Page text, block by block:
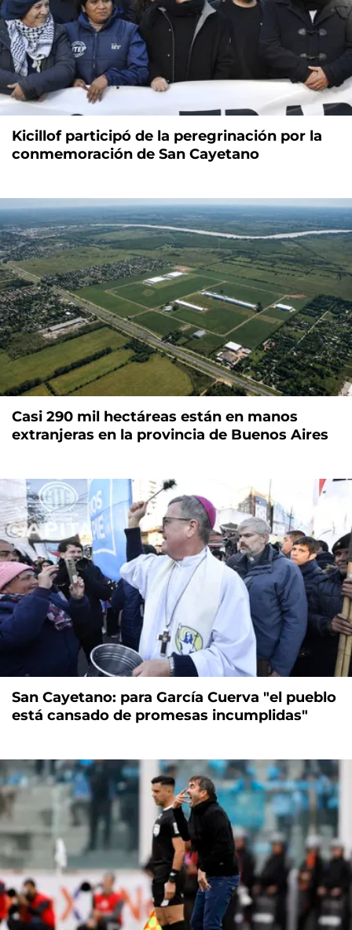
Kicillof participó de la peregrinación por la
conmemoración de San Cayetano
Casi 290 mil hectáreas están en manos
extranjeras en la provincia de Buenos Aires
San Cayetano: para García Cuerva "el pueblo
está cansado de promesas incumplidas"